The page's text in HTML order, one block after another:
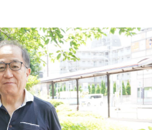
5日は晴天に恵まれた日曜日で
八王子空襲で大きな被害を受け、
、急ピッチで復旧工事が行わ
再開します。
線の下り普通列車（当時は画像左・上り線の単線